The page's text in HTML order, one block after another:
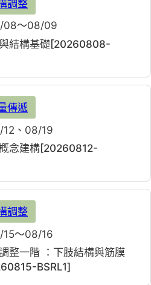
結構基礎[20260808-
調整
08～08/09
念建構[20260812-
傳遞
、08/19
整一階 ：下肢結構與筋膜
BSRL1]
調整
～08/16